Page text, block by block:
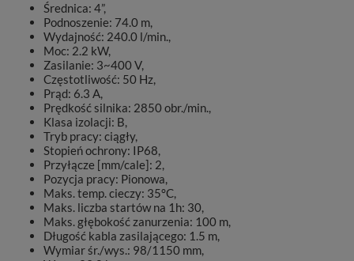
Średnica: 4”,
Podnoszenie: 74.0 m,
Wydajność: 240.0 l/min.,
Moc: 2.2 kW,
Zasilanie: 3~400 V,
Częstotliwość: 50 Hz,
Prąd: 6.3 A,
Prędkość silnika: 2850 obr./min.,
Klasa izolacji: B,
Tryb pracy: ciągły,
Stopień ochrony: IP68,
Przyłącze [mm/cale]: 2,
Pozycja pracy: Pionowa,
Maks. temp. cieczy: 35°C,
Maks. liczba startów na 1h: 30,
Maks. głębokość zanurzenia: 100 m,
Długość kabla zasilającego: 1.5 m,
Wymiar śr./wys.: 98/1150 mm,